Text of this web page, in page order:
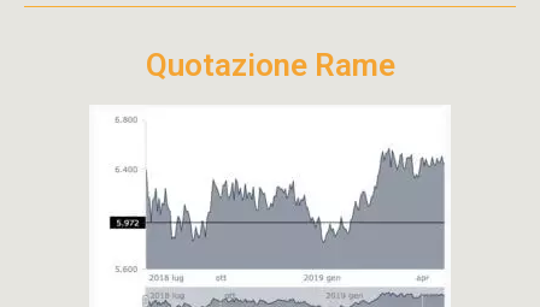
Quotazione Rame